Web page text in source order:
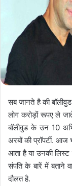
सब जानते है की
लोग करोड़ों रूपए ले
बॉलीवुड के उन 10
अरबों की प्रॉपर्टी.
आता है या उनकी
संपति के बारें में बताने
दौलत है.